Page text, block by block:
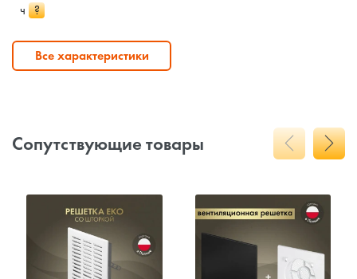
ч ?
Все характеристики
Сопутствующие товары